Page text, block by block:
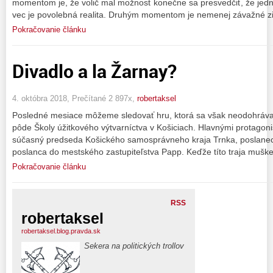
momentom je, že volič mal možnosť konečne sa presvedčiť, že
vec je povolebná realita. Druhým momentom je nemenej závažné
Pokračovanie článku
Divadlo a la Žarnay?
4. októbra 2018, Prečítané 2 897x, robertaksel
Posledné mesiace môžeme sledovať hru, ktorá sa však
pôde Školy úžitkového výtvarníctva v Košiciach. Hlavnými
súčasný predseda Košického samosprávneho kraja Trnka,
poslanca do mestského zastupiteľstva Papp. Keďže títo traja
Pokračovanie článku
RSS
robertaksel
robertaksel.blog.pravda.sk
Sekera na politických trollov